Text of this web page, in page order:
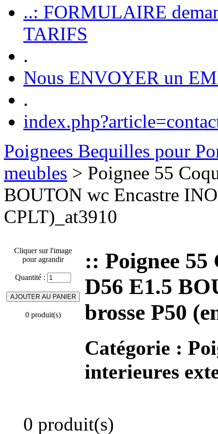
..: FORMULAIRE
TARIFS
.
Nous ENVOYER un
.
Poignees Bequilles pour
meubles > Poignee 55
BOUTON wc Encastre
CPLT)_at3910
Cliquer sur l'image
pour agrandir
Quantité :
0 produit(s)
:: Poignee
D56 E1.5
brosse P50
Catégorie :
interieures
0 produit(s)